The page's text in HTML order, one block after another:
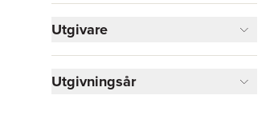
Utgivare
Utgivningsår